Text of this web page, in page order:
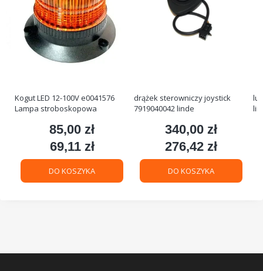
Kogut LED 12-100V e0041576
Lampa stroboskopowa
Cena
85,00 zł
Cena
69,11 zł
DO KOSZYKA
drążek sterowniczy joystick
7919040042 linde
Cena
340,00 zł
Cena
276,42 zł
DO KOSZYKA